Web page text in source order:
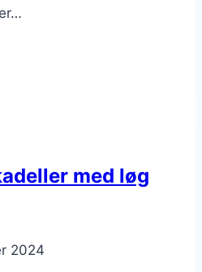
med løg
2024